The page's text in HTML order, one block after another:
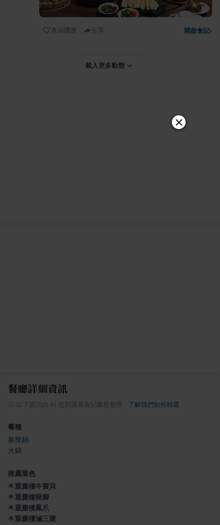
表示讚賞 分享 開啟食記›
載入更多動態
餐廳詳細資訊
以下資訊由 AI 從部落客食記彙整整理 了解我們如何精選
餐種
麻辣鍋
火鍋
推薦菜色
🌟重慶樓牛寶貝
🌟重慶樓豬腳
🌟重慶樓鳳爪
🌟重慶樓滷三寶